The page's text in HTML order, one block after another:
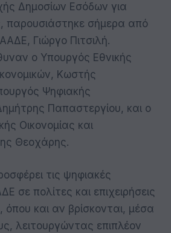
Δημοσίων Εσόδων για
παρουσιάστηκε σήμερα από
Γιώργο Πιτσιλή.
ο Υπουργός Εθνικής
Κωστής
Ψηφιακής
Παπαστεργίου, και ο
Οικονομίας και
Θεοχάρης.
τις ψηφιακές
σε πολίτες και επιχειρήσεις
και αν βρίσκονται, μέσα
λειτουργώντας επιπλέον